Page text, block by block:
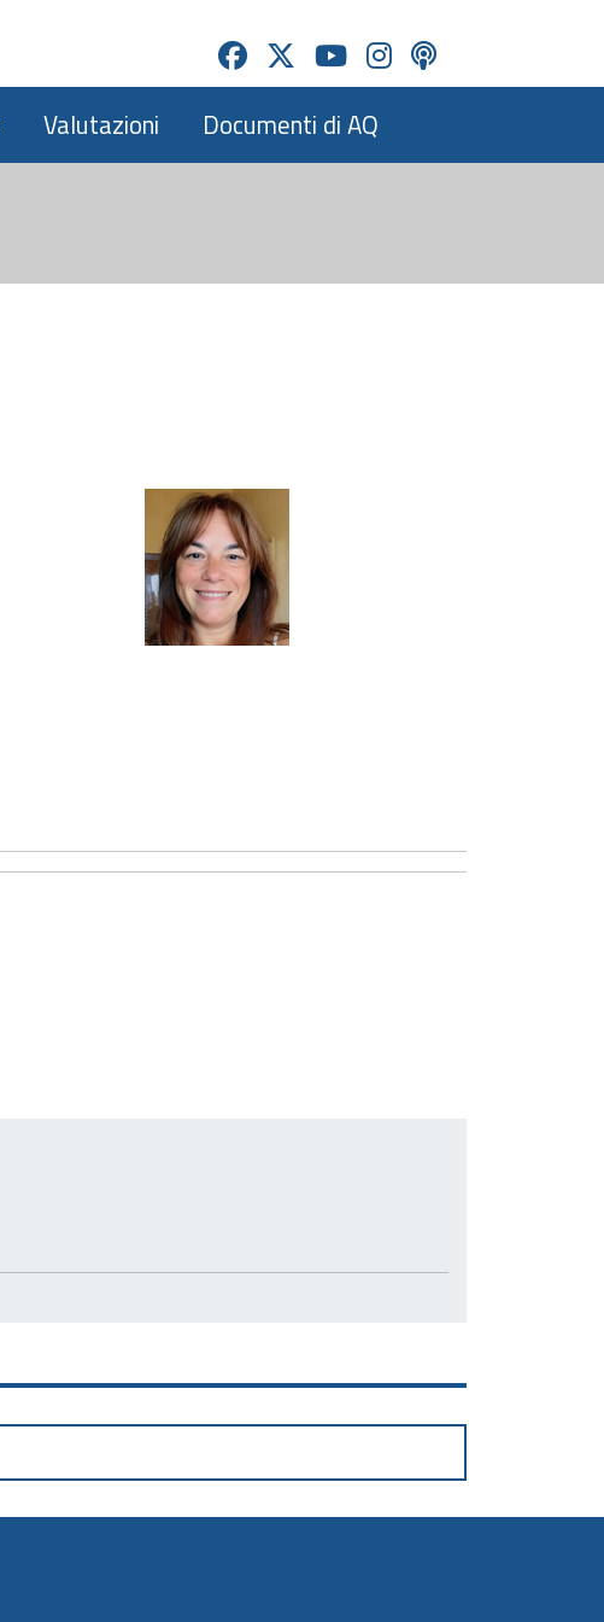
Valutazioni Documenti di AQ